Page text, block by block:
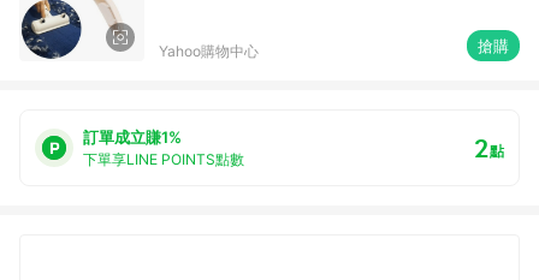
Yahoo購物中心 搶購
訂單成立賺1%
下單享LINE POINTS點數 2點